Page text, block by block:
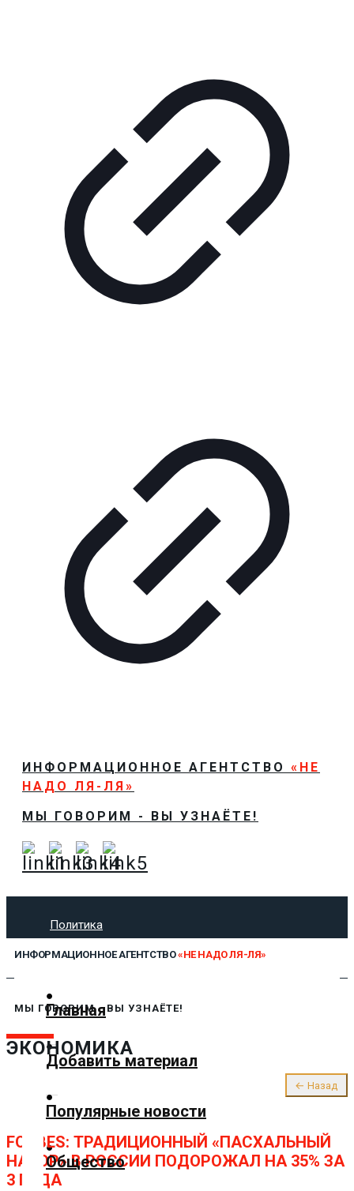
ИНФОРМАЦИОННОЕ АГЕНТСТВО «НЕ
НАДО ЛЯ-ЛЯ»
МЫ ГОВОРИМ - ВЫ УЗНАЁТЕ!
Политика
Технологии
Предложить новость
О нас
✕
Главная
ИНФОРМАЦИОННОЕ АГЕНТСТВО«НЕ НАДО ЛЯ-ЛЯ»
Главная
Добавить материал
Популярные новости
Общество
МЫ ГОВОРИМ - ВЫ УЗНАЁТЕ!
ЭКОНОМИКА
← Назад
FORBES: ТРАДИЦИОННЫЙ «ПАСХАЛЬНЫЙ
НАБОР» В РОССИИ ПОДОРОЖАЛ НА 35% ЗА
3 ГОДА